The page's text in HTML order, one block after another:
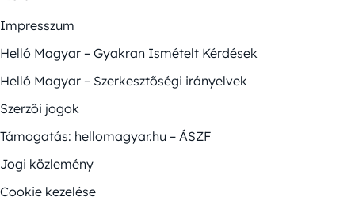
Impresszum
Helló Magyar – Gyakran Ismételt Kérdések
Helló Magyar – Szerkesztőségi irányelvek
Szerzői jogok
Támogatás: hellomagyar.hu – ÁSZF
Jogi közlemény
Cookie kezelése